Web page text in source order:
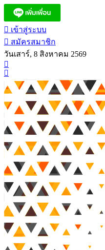
เข้าสู่ระบบ
สมัครสมาชิก
วันเสาร์, 8 สิงหาคม 2569